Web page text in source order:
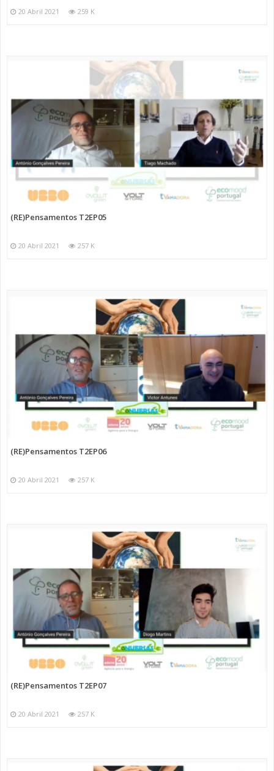
20 Abril 2021 259 K
(RE)Pensamentos T2EP05
20 Abril 2021 257 K
(RE)Pensamentos T2EP06
20 Abril 2021 257 K
(RE)Pensamentos T2EP07
20 Abril 2021 257 K